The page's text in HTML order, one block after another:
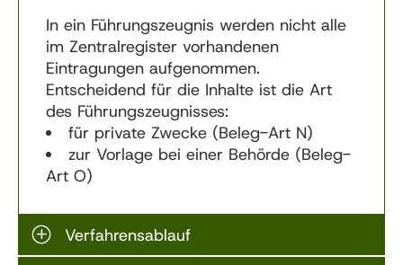
In ein Führungszeugnis werden nicht alle
im Zentralregister vorhandenen
Eintragungen aufgenommen.
Entscheidend für die Inhalte ist die Art
des Führungszeugnisses:
für private Zwecke (Beleg-Art N)
zur Vorlage bei einer Behörde (Beleg-
Art O)
Verfahrensablauf